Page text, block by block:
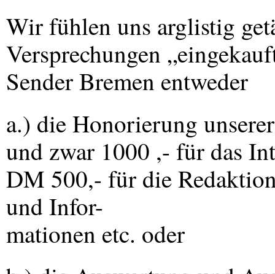
Wir fühlen uns arglistig
Versprechungen
Sender Bremen entweder
a.) die Honorierung
und zwar 1000 ,- für das
DM 500,- für die
und Infor-
mationen etc. oder